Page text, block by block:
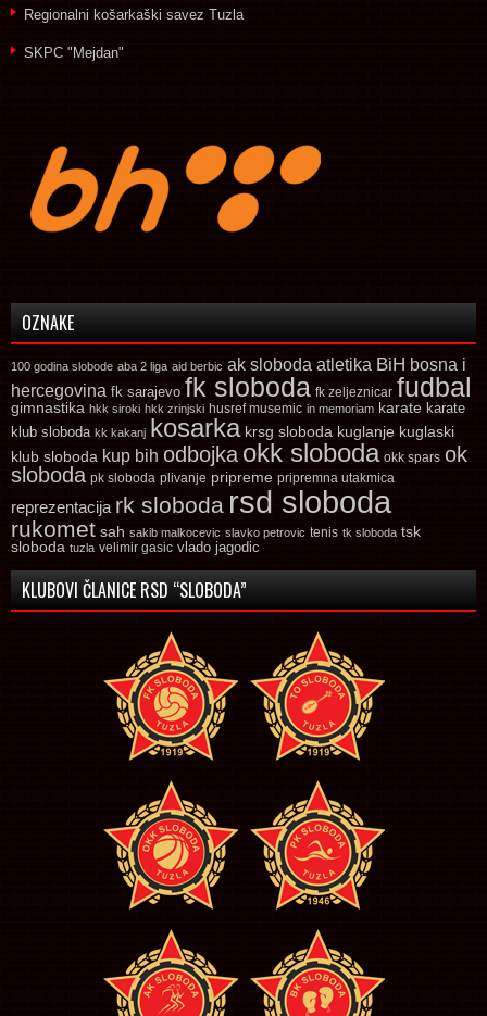
Regionalni košarkaški savez Tuzla
SKPC "Mejdan"
OZNAKE
100 godina slobode aba 2 liga aid berbic ak sloboda atletika BiH bosna i
hercegovina fk sarajevo fk sloboda fk zeljeznicar fudbal
gimnastika hkk siroki hkk zrinjski husref musemic in memoriam karate karate
klub sloboda kk kakanj kosarka krsg sloboda kuglanje kuglaski
klub sloboda kup bih odbojka okk sloboda okk spars ok
sloboda pk sloboda plivanje pripreme pripremna utakmica
reprezentacija rk sloboda rsd sloboda
rukomet sah sakib malkocevic slavko petrovic tenis tk sloboda tsk
sloboda tuzla velimir gasic vlado jagodic
KLUBOVI ČLANICE RSD “SLOBODA”